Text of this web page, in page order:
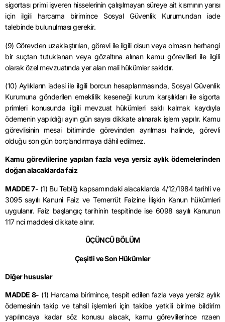
sigortası primi işveren hisselerinin çalışılmayan süreye ait kısmının yarısı
için ilgili harcama birimince Sosyal Güvenlik Kurumundan iade
talebinde bulunulması gerekir.
(9) Görevden uzaklaştırılan, görevi ile ilgili olsun veya olmasın herhangi
bir suçtan tutuklanan veya gözaltına alınan kamu görevlileri ile ilgili
olarak özel mevzuatında yer alan mali hükümler saklıdır.
(10) Aylıkların iadesi ile ilgili borcun hesaplanmasında, Sosyal Güvenlik
Kurumuna gönderilen emeklilik keseneği kurum karşılıkları ile sigorta
primleri konusunda ilgili mevzuat hükümleri saklı kalmak kaydıyla
ödemenin yapıldığı ayın gün sayısı dikkate alınarak işlem yapılır. Kamu
görevlisinin mesai bitiminde görevinden ayrılması halinde, görevli
olduğu son gün borçlandırmaya dâhil edilmez.
Kamu görevlilerine yapılan fazla veya yersiz aylık ödemelerinden
doğan alacaklarda faiz
MADDE 7- (1) Bu Tebliğ kapsamındaki alacaklarda 4/12/1984 tarihli ve
3095 sayılı Kanuni Faiz ve Temerrüt Faizine İlişkin Kanun hükümleri
uygulanır. Faiz başlangıç tarihinin tespitinde ise 6098 sayılı Kanunun
117 nci maddesi dikkate alınır.
ÜÇÜNCÜ BÖLÜM
Çeşitli ve Son Hükümler
Diğer hususlar
MADDE 8- (1) Harcama birimince, tespit edilen fazla veya yersiz aylık
ödemesinin takip ve tahsil işlemleri için takibe yetkili birime bildirim
yapılıncaya kadar söz konusu alacak, kamu görevlilerince rızaen